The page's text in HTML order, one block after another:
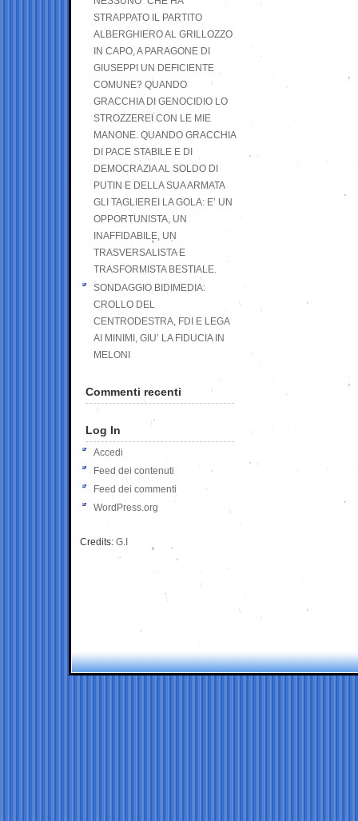
STRAPPATO IL PARTITO
ALBERGHIERO AL GRILLOZZO
IN CAPO, A PARAGONE DI
GIUSEPPI UN DEFICIENTE
COMUNE? QUANDO
GRACCHIA DI GENOCIDIO LO
STROZZEREI CON LE MIE
MANONE. QUANDO GRACCHIA
DI PACE STABILE E DI
DEMOCRAZIA AL SOLDO DI
PUTIN E DELLA SUA ARMATA
GLI TAGLIEREI LA GOLA: E’ UN
OPPORTUNISTA, UN
INAFFIDABILE, UN
TRASVERSALISTA E
TRASFORMISTA BESTIALE.
SONDAGGIO BIDIMEDIA:
CROLLO DEL
CENTRODESTRA, FDI E LEGA
AI MINIMI, GIU’ LA FIDUCIA IN
MELONI
Commenti recenti
Log In
Accedi
Feed dei contenuti
Feed dei commenti
WordPress.org
Credits: G.I